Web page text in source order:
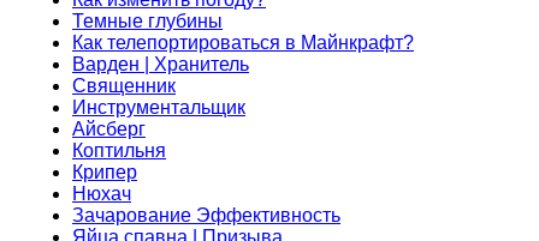
Темные глубины
Как телепортироваться в Майнкрафт?
Варден | Хранитель
Священник
Инструментальщик
Айсберг
Коптильня
Крипер
Нюхач
Зачарование Эффективность
Яйца спавна | Призыва